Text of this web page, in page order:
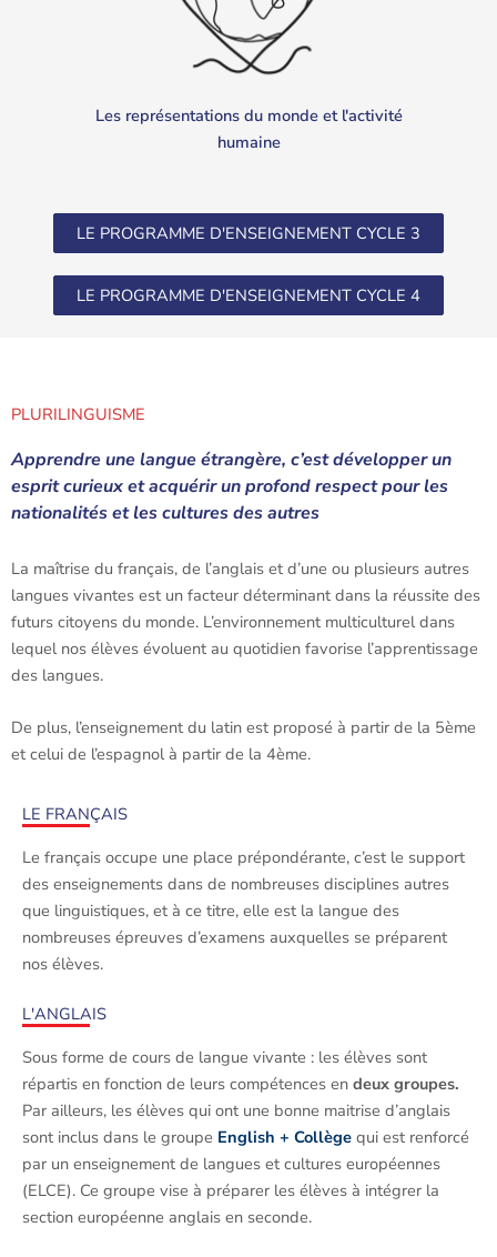
Les représentations du monde et l'activité
humaine
LE PROGRAMME D'ENSEIGNEMENT CYCLE 3
LE PROGRAMME D'ENSEIGNEMENT CYCLE 4
PLURILINGUISME
Apprendre une langue étrangère, c’est développer un
esprit curieux et acquérir un profond respect pour les
nationalités et les cultures des autres
La maîtrise du français, de l’anglais et d’une ou plusieurs autres
langues vivantes est un facteur déterminant dans la réussite des
futurs citoyens du monde. L’environnement multiculturel dans
lequel nos élèves évoluent au quotidien favorise l’apprentissage
des langues.
De plus, l’enseignement du latin est proposé à partir de la 5ème
et celui de l’espagnol à partir de la 4ème.
LE FRANÇAIS
Le français occupe une place prépondérante, c’est le support
des enseignements dans de nombreuses disciplines autres
que linguistiques, et à ce titre, elle est la langue des
nombreuses épreuves d’examens auxquelles se préparent
nos élèves.
L'ANGLAIS
Sous forme de cours de langue vivante : les élèves sont
répartis en fonction de leurs compétences en deux groupes.
Par ailleurs, les élèves qui ont une bonne maitrise d’anglais
sont inclus dans le groupe English + Collège qui est renforcé
par un enseignement de langues et cultures européennes
(ELCE). Ce groupe vise à préparer les élèves à intégrer la
section européenne anglais en seconde.